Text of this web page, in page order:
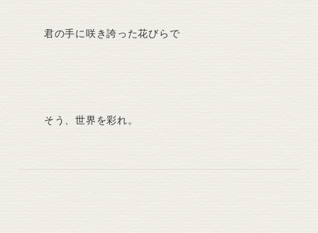
君の手に咲き誇った花びらで
そう、世界を彩れ。